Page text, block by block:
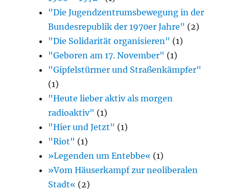
"Die Jugendzentrumsbewegung in der
Bundesrepublik der 1970er Jahre" (2)
"Die Solidarität organisieren" (1)
"Geboren am 17. November" (1)
"Gipfelstürmer und Straßenkämpfer"
(1)
"Heute lieber aktiv als morgen
radioaktiv" (1)
"Hier und Jetzt" (1)
"Riot" (1)
»Legenden um Entebbe« (1)
»Vom Häuserkampf zur neoliberalen
Stadt« (2)